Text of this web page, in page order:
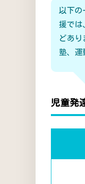
以下の
援では
どあ
塾、運
児童発